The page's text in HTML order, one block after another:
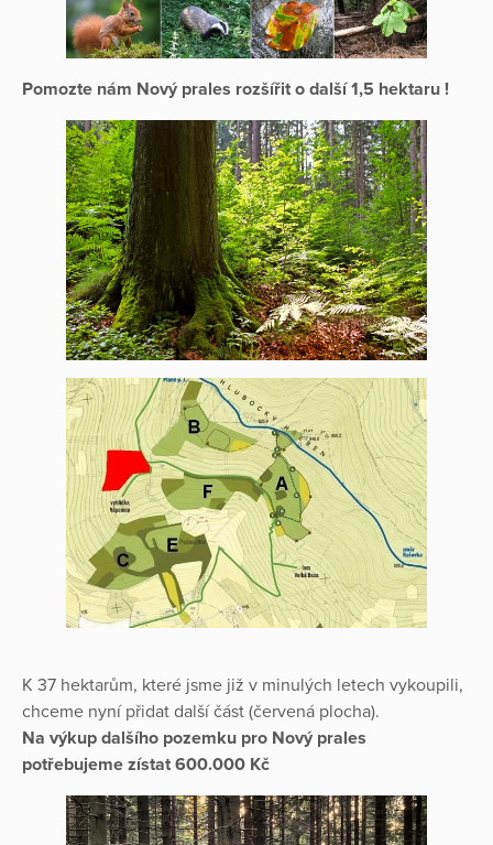
Pomozte nám Nový prales rozšířit o další 1,5 hektaru !
K 37 hektarům, které jsme již v minulých letech vykoupili,
chceme nyní přidat další část (červená plocha).
Na výkup dalšího pozemku pro Nový prales
potřebujeme zístat 600.000 Kč